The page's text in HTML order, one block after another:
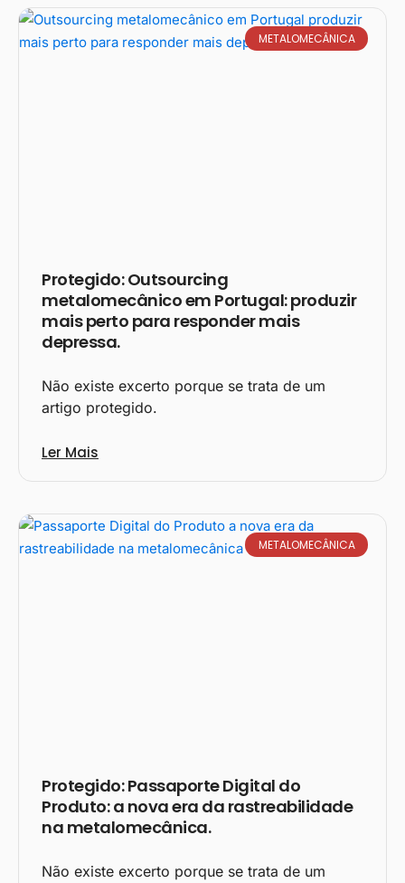
METALOMECÂNICA
Protegido: Outsourcing
metalomecânico em Portugal: produzir
mais perto para responder mais
depressa.
Não existe excerto porque se trata de um
artigo protegido.
Ler Mais
METALOMECÂNICA
Protegido: Passaporte Digital do
Produto: a nova era da rastreabilidade
na metalomecânica.
Não existe excerto porque se trata de um